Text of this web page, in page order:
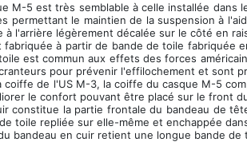
M-5 est très semblable à celle installée dans
permettant le maintien de la suspension à
à l'arrière légèrement décalée sur le côté en
fabriquée à partir de bande de toile fabriquée
est commun aux effets des forces
pour prévenir l'effilochement et sont
coiffe de l'US M-3, la coiffe du casque M-5
le confort pouvant être placé sur le front
constitue la partie frontale du bandeau de
toile repliée sur elle-même et enchappée
bandeau en cuir retient une longue bande